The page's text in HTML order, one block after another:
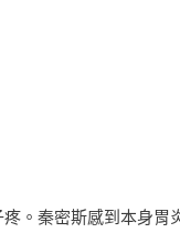
。秦密斯感到本身胃